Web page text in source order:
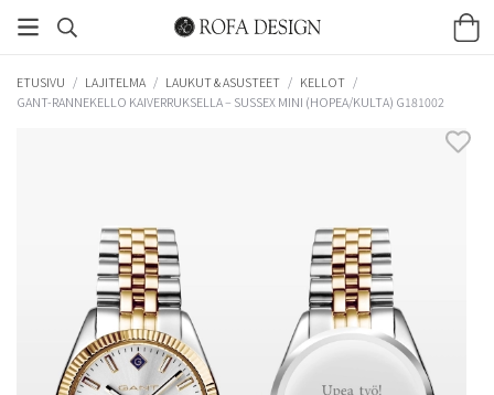
ETUSIVU / LAJITELMA / LAUKUT & ASUSTEET / KELLOT /
GANT-RANNEKELLO KAIVERRUKSELLA – SUSSEX MINI (HOPEA/KULTA) G181002